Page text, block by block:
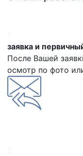
заявка и
После Вашей
осмотр по фото